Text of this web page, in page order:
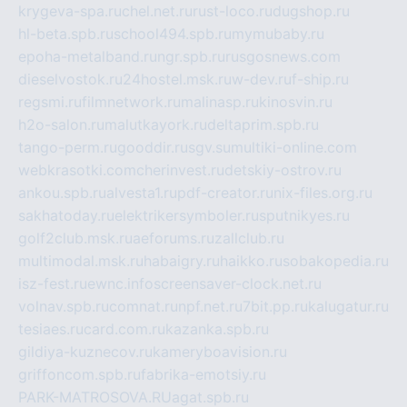
krygeva-spa.ruchel.net.ru rust-loco.rudugshop.ru
hl-beta.spb.ruschool494.spb.ru mymubaby.ru
epoha-metalband.ru ngr.spb.ru rusgosnews.com
dieselvostok.ru24hostel.msk.ruw-dev.ruf-ship.ru
regsmi.rufilmnetwork.ru malinasp.rukinosvin.ru
h2o-salon.ru malutkayork.rudeltaprim.spb.ru
tango-perm.rugooddir.rusgv.su multiki-online.com
webkrasotki.comcherinvest.rudetskiy-ostrov.ru
ankou.spb.rualvesta1.rupdf-creator.ru nix-files.org.ru
sakhatoday.ruelektrikersymboler.rusputnikyes.ru
golf2club.msk.ruaeforums.ruzallclub.ru
multimodal.msk.ru habaigry.ru haikko.rusobakopedia.ru
isz-fest.ruewnc.infoscreensaver-clock.net.ru
volnav.spb.rucomnat.ru npf.net.ru 7bit.pp.rukalugatur.ru
tesiaes.rucard.com.rukazanka.spb.ru
gildiya-kuznecov.rukameryboavision.ru
griffoncom.spb.rufabrika-emotsiy.ru
PARK-MATROSOVA.RUagat.spb.ru